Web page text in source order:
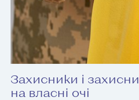
Захисники і
на власні очі